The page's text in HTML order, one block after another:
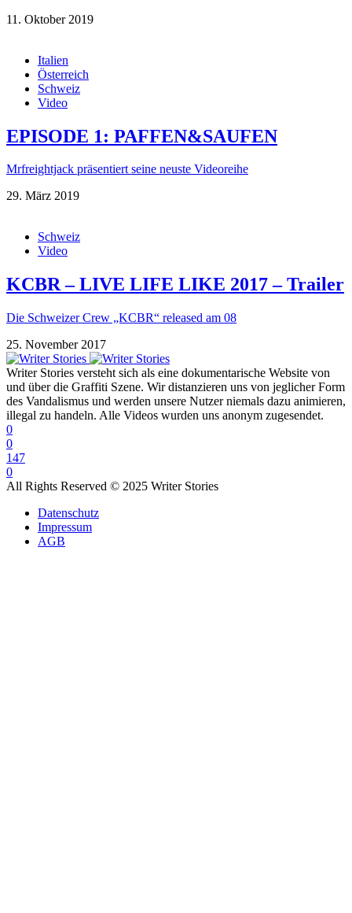
11. Oktober 2019
Italien
Österreich
Schweiz
Video
EPISODE 1: PAFFEN&SAUFEN
Mrfreightjack präsentiert seine neuste Videoreihe
29. März 2019
Schweiz
Video
KCBR – LIVE LIFE LIKE 2017 – Trailer
Die Schweizer Crew „KCBR“ released am 08
25. November 2017
Writer Stories versteht sich als eine dokumentarische Website von
und über die Graffiti Szene. Wir distanzieren uns von jeglicher Form
des Vandalismus und werden unsere Nutzer niemals dazu animieren,
illegal zu handeln. Alle Videos wurden uns anonym zugesendet.
0
0
147
0
All Rights Reserved © 2025 Writer Stories
Datenschutz
Impressum
AGB